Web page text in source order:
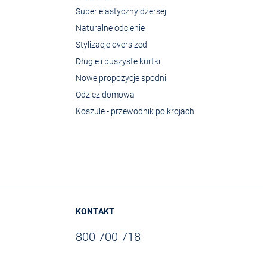
Super elastyczny dżersej
Naturalne odcienie
Stylizacje oversized
Długie i puszyste kurtki
Nowe propozycje spodni
Odzież domowa
Koszule - przewodnik po krojach
KONTAKT
800 700 718